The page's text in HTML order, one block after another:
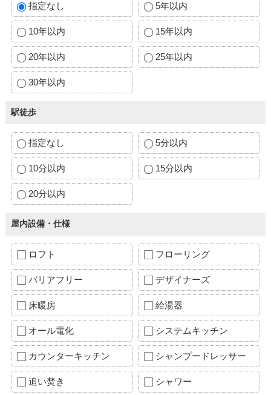
指定なし 5年以内
10年以内 15年以内
20年以内 25年以内
30年以内
駅徒歩
指定なし 5分以内
10分以内 15分以内
20分以内
屋内設備・仕様
ロフト フローリング
バリアフリー デザイナーズ
床暖房 給湯器
オール電化 システムキッチン
カウンターキッチン シャンプードレッサー
追い焚き シャワー